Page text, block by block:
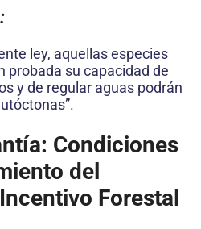
ley, aquellas especies
probada su capacidad de
y de regular aguas podrán
Condiciones
del
Forestal